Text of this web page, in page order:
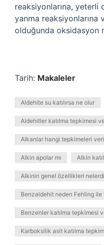
reaksiyonlarına, yeterli
yanma reaksiyonlarına
olduğunda oksidasyon
Tarih: Makaleler
Aldehite su katılırsa ne olur
Aldehitler katılma tepkimesi
Alkanlar hangi tepkimeleri
Alkin apolar mı Alkin
Alkinin genel özellikleri
Benzaldehit neden Fehling
Benzenler katılma tepkimesi
Karboksilik asit katılma